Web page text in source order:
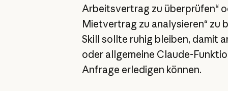
Arbeitsvertrag zu überprüfen“
Mietvertrag zu analysieren“ zu
Skill sollte ruhig bleiben, damit
oder allgemeine Claude-
Anfrage erledigen können.